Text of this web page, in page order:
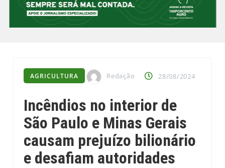
AGRICULTURA Redação 28/08/2024
Incêndios no interior de
São Paulo e Minas Gerais
causam prejuízo bilionário
e desafiam autoridades